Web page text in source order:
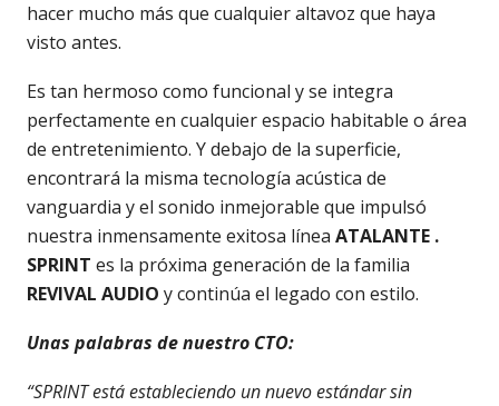
hacer mucho más que cualquier altavoz que haya
visto antes.
Es tan hermoso como funcional y se integra
perfectamente en cualquier espacio habitable o área
de entretenimiento. Y debajo de la superficie,
encontrará la misma tecnología acústica de
vanguardia y el sonido inmejorable que impulsó
nuestra inmensamente exitosa línea ATALANTE .
SPRINT es la próxima generación de la familia
REVIVAL AUDIO y continúa el legado con estilo.
Unas palabras de nuestro CTO:
“SPRINT está estableciendo un nuevo estándar sin